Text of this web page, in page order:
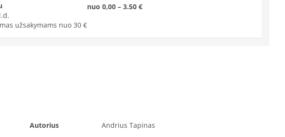
užsakymams nuo 30 €
nuo 0,00 – 3.50 €
Autorius
Andrius Tapinas